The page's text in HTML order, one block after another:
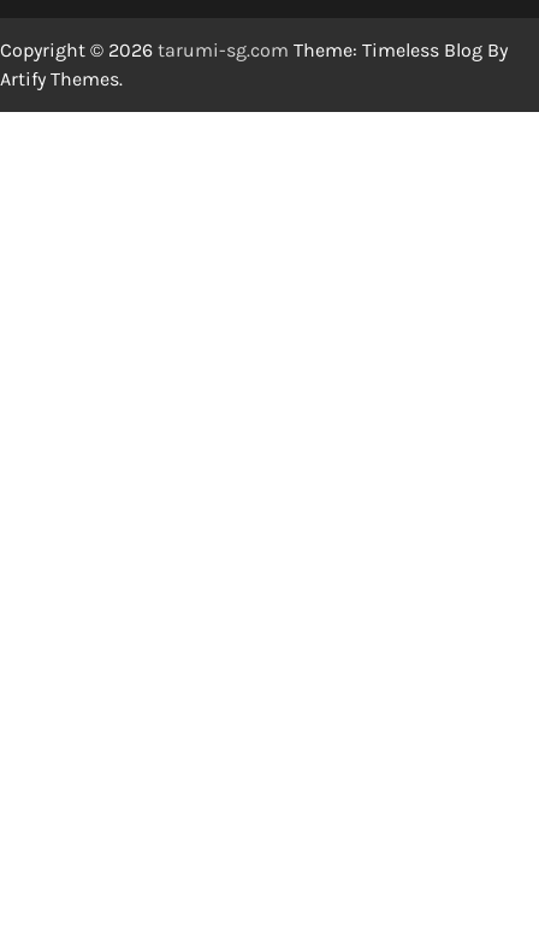
Copyright © 2026 tarumi-sg.com Theme: Timeless Blog By
Artify Themes.